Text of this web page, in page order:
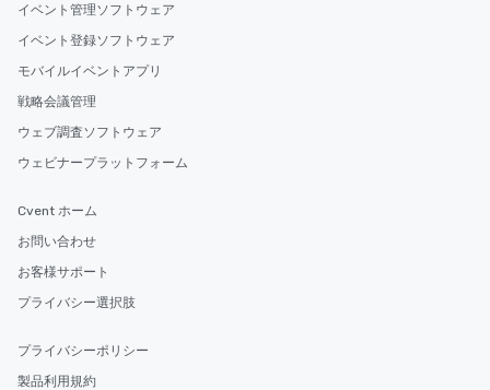
イベント管理ソフトウェア
イベント登録ソフトウェア
モバイルイベントアプリ
戦略会議管理
ウェブ調査ソフトウェア
ウェビナープラットフォーム
Cvent ホーム
お問い合わせ
お客様サポート
プライバシー選択肢
プライバシーポリシー
製品利用規約